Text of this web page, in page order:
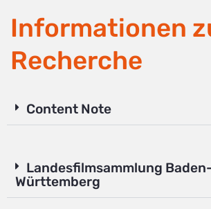
Informationen
Recherche
Content Note
Landesfilmsammlung Baden-
Württemberg